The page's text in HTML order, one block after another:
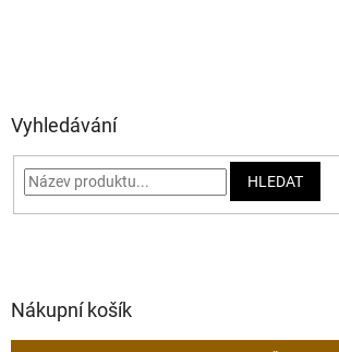
Vyhledávání
HLEDAT
Nákupní košík